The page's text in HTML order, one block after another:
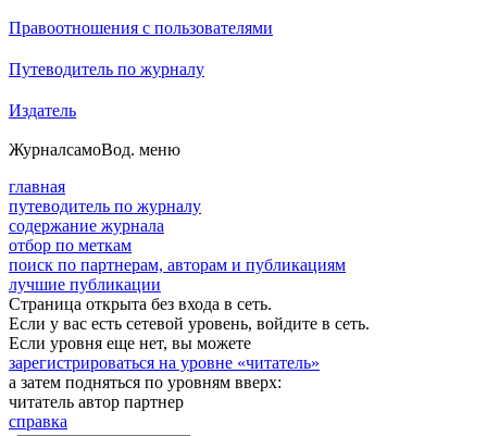
Правоотношения с пользователями
Путеводитель по журналу
Издатель
ЖурналсамоВод. меню
главная
путеводитель по журналу
содержание журнала
отбор по меткам
поиск по партнерам, авторам и публикациям
лучшие публикации
Страница открыта без входа в сеть.
Если у вас есть сетевой уровень, войдите в сеть.
Если уровня еще нет, вы можете
зарегистрироваться на уровне «читатель»
а затем подняться по уровням вверх:
читатель автор партнер
справка